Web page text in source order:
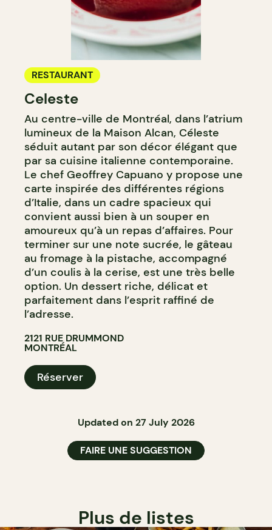
RESTAURANT
Celeste
Au centre-ville de Montréal, dans l’atrium
lumineux de la Maison Alcan, Céleste
séduit autant par son décor élégant que
par sa cuisine italienne contemporaine.
Le chef Geoffrey Capuano y propose une
carte inspirée des différentes régions
d’Italie, dans un cadre spacieux qui
convient aussi bien à un souper en
amoureux qu’à un repas d’affaires. Pour
terminer sur une note sucrée, le gâteau
au fromage à la pistache, accompagné
d’un coulis à la cerise, est une très belle
option. Un dessert riche, délicat et
parfaitement dans l’esprit raffiné de
l’adresse.
2121 RUE DRUMMOND
MONTRÉAL
Réserver
Updated on 27 July 2026
FAIRE UNE SUGGESTION
Plus de listes